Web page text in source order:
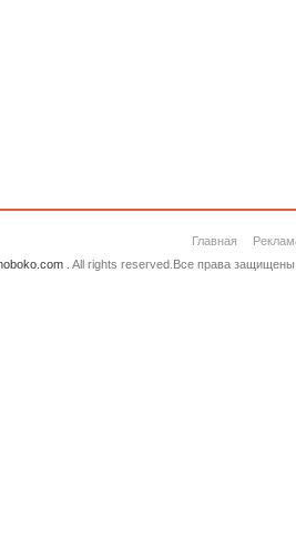
Главная
. All rights reserved.Все права защищены.